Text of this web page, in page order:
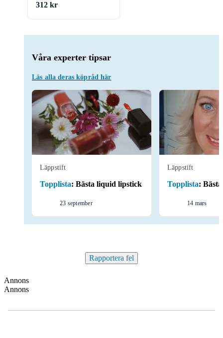
Våra experter tipsar
Läs alla deras köpråd här
Läppstift
Topplista: Bästa liquid lipstick
23 september
Läppstift
Topplista:
14 mars
312 kr
Rapportera fel
Annons
Annons